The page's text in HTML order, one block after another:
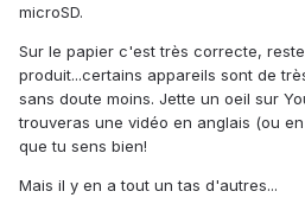
microSD.
Sur le papier c'est très correcte,
produit...certains appareils sont de
sans doute moins. Jette un oeil sur
trouveras une vidéo en anglais (ou
que tu sens bien!
Mais il y en a tout un tas d'autres...